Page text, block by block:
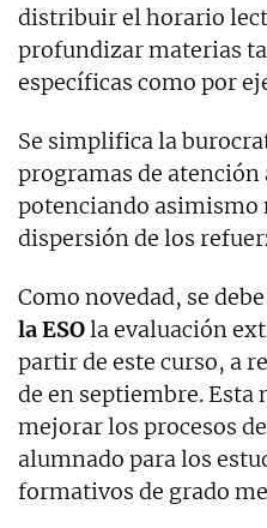
distribuir el horario
profundizar materias
específicas como por
Se simplifica la
programas de atención
potenciando asimismo
dispersión de los
Como novedad, se
la ESOla evaluación
partir de este curso, a
de en septiembre. Esta
mejorar los procesos
alumnado para los
formativos de grado